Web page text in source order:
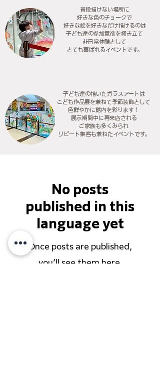
普段描けない場所に
好きな色のチョークで
好きな絵を好きなだけ描けるのは
子ども達の参加意欲を掻き立て
非日常体験として
とても喜ばれるイベントです。
子ども達の描いたガラスアートは
こども作品展を兼ねて季節装飾として
色鮮やかに館内を彩ります！
展示期間中に再来店される
ご家族も多くみられ
リピート集客も兼ねたイベントです。
No posts
published in this
language yet
Once posts are published,
you’ll see them here.